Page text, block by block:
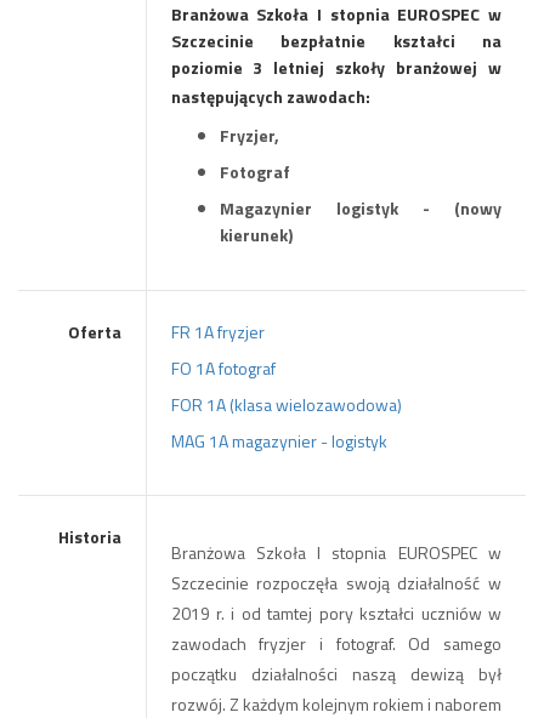
Branżowa Szkoła I stopnia EUROSPEC w
Szczecinie bezpłatnie kształci na
poziomie 3 letniej szkoły branżowej w
następujących zawodach:
Fryzjer,
Fotograf
Magazynier logistyk - (nowy
kierunek)
Oferta
FR 1A fryzjer
FO 1A fotograf
FOR 1A (klasa wielozawodowa)
MAG 1A magazynier - logistyk
Historia
Branżowa Szkoła I stopnia EUROSPEC w
Szczecinie rozpoczęła swoją działalność w
2019 r. i od tamtej pory kształci uczniów w
zawodach fryzjer i fotograf. Od samego
początku działalności naszą dewizą był
rozwój. Z każdym kolejnym rokiem i naborem